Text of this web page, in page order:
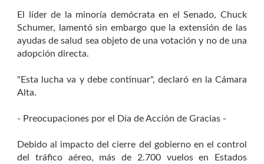
El líder de la minoría demócrata en el Senado, Chuck
Schumer, lamentó sin embargo que la extensión de las
ayudas de salud sea objeto de una votación y no de una
adopción directa.
"Esta lucha va y debe continuar", declaró en la Cámara
Alta.
- Preocupaciones por el Día de Acción de Gracias -
Debido al impacto del cierre del gobierno en el control
del tráfico aéreo, más de 2.700 vuelos en Estados